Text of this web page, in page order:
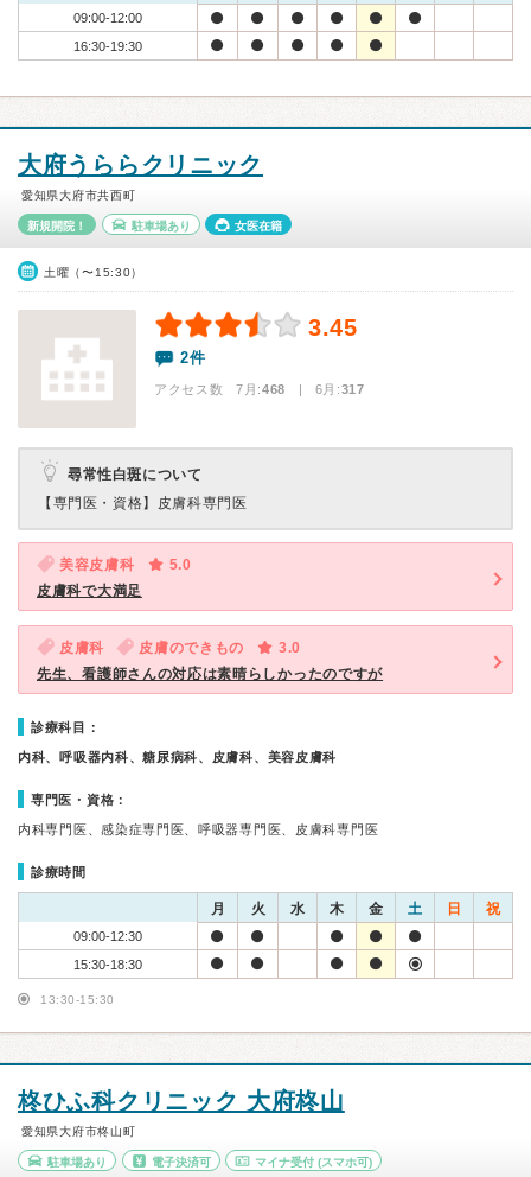
09:00-12:00
16:30-19:30
大府うららクリニック
愛知県大府市共西町
新規開院！ 駐車場あり 女医在籍
土曜（〜15:30）
3.45
2件
アクセス数 7月:468 | 6月:317
尋常性白斑について
【専門医・資格】 皮膚科専門医
美容皮膚科
5.0
皮膚科で大満足
皮膚科 皮膚のできもの
3.0
先生、看護師さんの対応は素晴らしかったのですが
診療科目：
内科、呼吸器内科、糖尿病科、皮膚科、美容皮膚科
専門医・資格：
内科専門医、感染症専門医、呼吸器専門医、皮膚科専門医
診療時間
月 火 水 木 金 土 日 祝
09:00-12:30
15:30-18:30
13:30-15:30
柊ひふ科クリニック 大府柊山
愛知県大府市柊山町
駐車場あり 電子決済可 マイナ受付 (スマホ可)